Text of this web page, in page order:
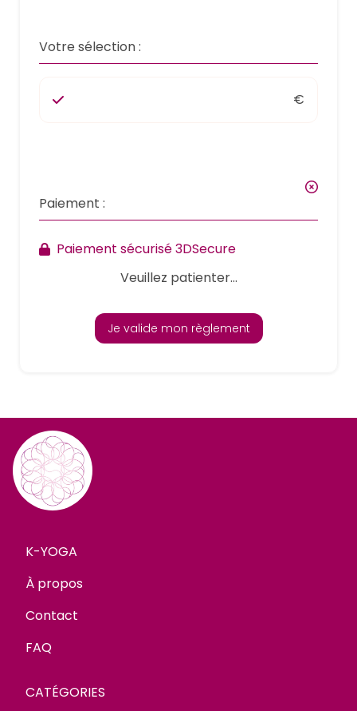
Votre sélection :
€
Paiement :
Paiement sécurisé 3DSecure
Veuillez patienter...
Je valide mon règlement
K-YOGA
À propos
Contact
FAQ
CATÉGORIES